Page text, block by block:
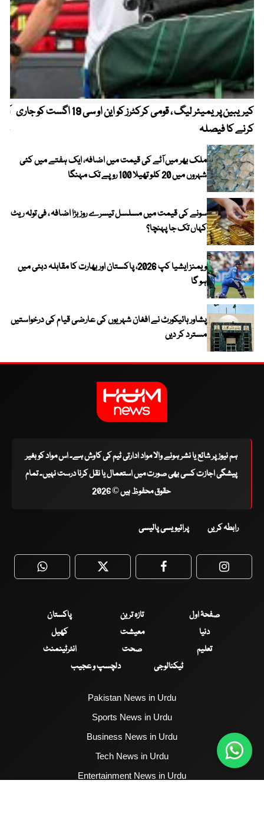
کیریبین پریمیئر لیگ ، قومی کرکٹرز کو این او سی 19 اگست کو جاری
کرنے کا فیصلہ
ملک بھر میں آٹے کی قیمت میں اضافہ، ایک ہفتے میں کئی
شہروں میں 20 کلو تھیلا 100 روپے تک مہنگا
سونے کی قیمت میں مسلسل تیسرے روز بڑا اضافہ ، فی تولہ ریٹ
کہاں تک جا پہنچا؟
ویمنز ایشیا کپ 2026، پاکستان اور بھارت کا مقابلہ دبئی میں
ہو گا
پشاور ہائیکورٹ نے افغان شہریوں کی عارضی قیام کی درخواستیں
مسترد کر دیں
ہم نیوز پر شائع یا نشر ہونے والا مواد ادارتی ٹیم کی کاوش ہے۔ اس مواد کو بغیر
پیشگی اجازت کسی بھی صورت میں استعمال یا نقل کرنا درست نہیں۔ تمام
حقوق محفوظ ہیں © 2026
رابطہ کریں پرائیویسی پالیسی
WhatsApp Twitter Facebook
صفحۂ اول تازہ ترین
پاکستان
دنیا
معیشت
کھیل
تعلیم
صحت
انٹرٹینمنٹ
ٹیکنالوجی
دلچسپ و عجیب
Pakistan News in Urdu
Sports News in Urdu
Business News in Urdu
Tech News in Urdu
Entertainment News in Urdu